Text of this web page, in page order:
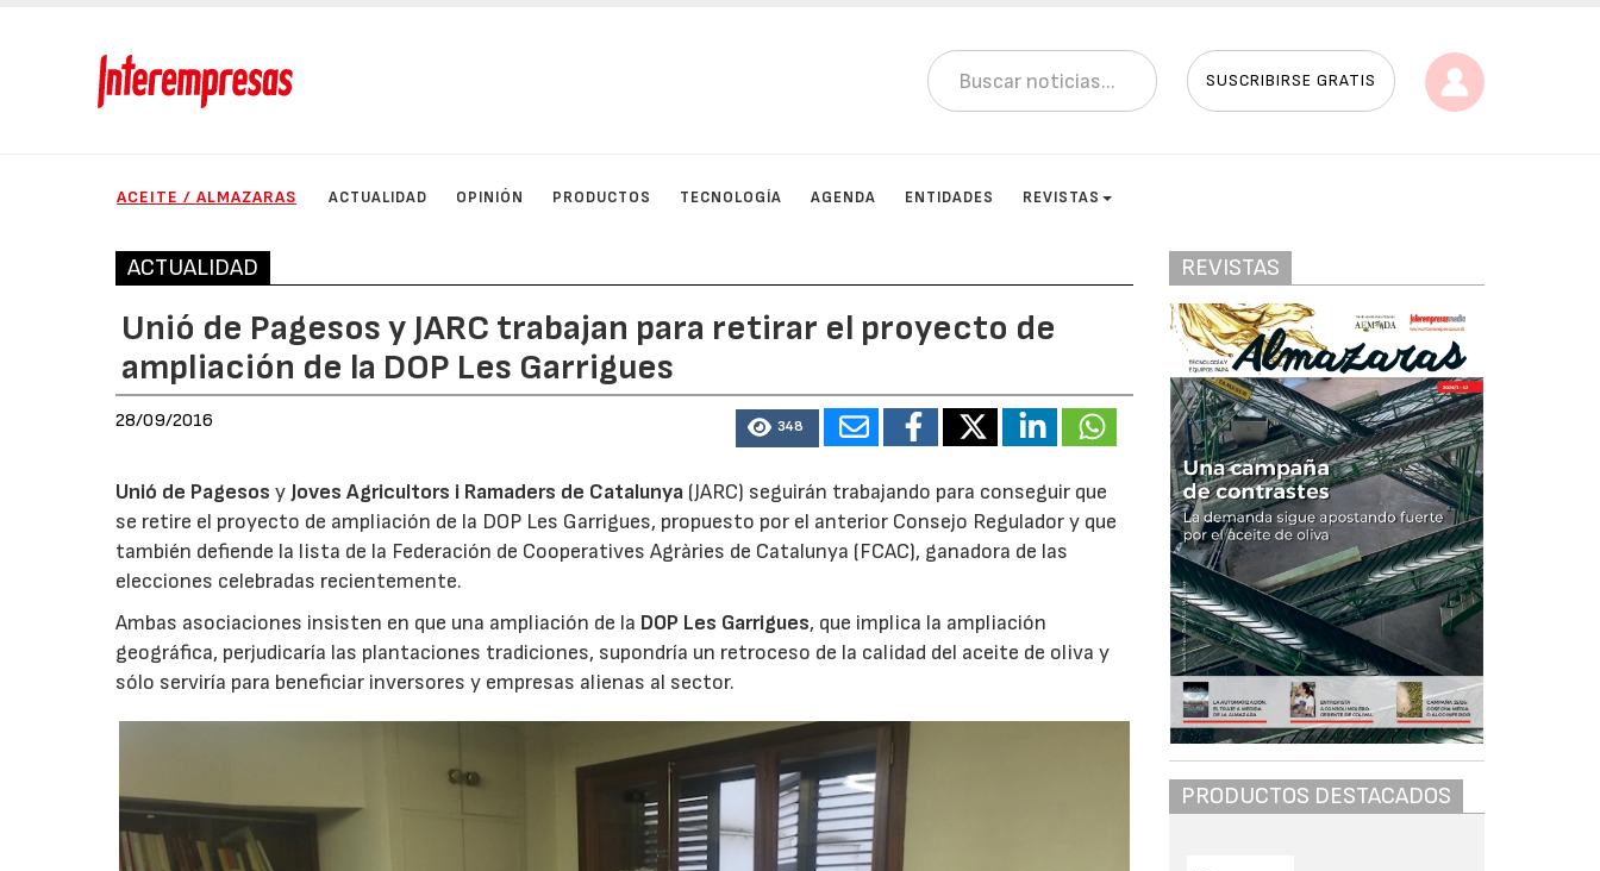
SUSCRIBIRSE GRATIS
ACEITE / ALMAZARAS ACTUALIDAD OPINIÓN PRODUCTOS TECNOLOGÍA AGENDA ENTIDADES REVISTAS
ACTUALIDAD
Unió de Pagesos y JARC trabajan para retirar el proyecto de
ampliación de la DOP Les Garrigues
28/09/2016 348
Unió de Pagesos yJoves Agricultors i Ramaders de Catalunya (JARC) seguirán trabajando para conseguir que
se retire el proyecto de ampliación de la DOP Les Garrigues, propuesto por el anterior Consejo Regulador y que
también defiende la lista de la Federación de Cooperatives Agràries de Catalunya (FCAC), ganadora de las
elecciones celebradas recientemente.
Ambas asociaciones insisten en que una ampliación de la DOP Les Garrigues, que implica la ampliación
geográfica, perjudicaría las plantaciones tradiciones, supondría un retroceso de la calidad del aceite de oliva y
sólo serviría para beneficiar inversores y empresas alienas al sector.
REVISTAS
PRODUCTOS DESTACADOS